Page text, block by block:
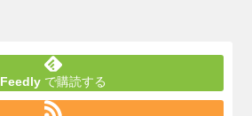
Feedly で購読する